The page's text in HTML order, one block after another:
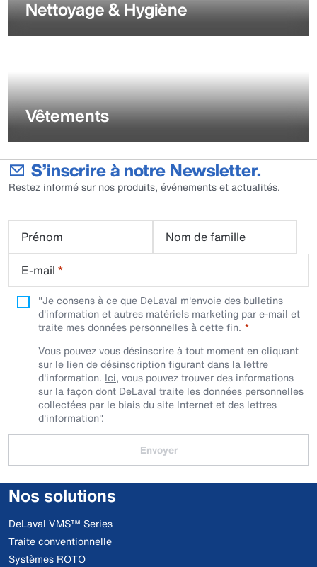
Nettoyage & Hygiène
Vêtements
S’inscrire à notre Newsletter.
Restez informé sur nos produits, événements et actualités.
Prénom
Nom de famille
E-mail *
"Je consens à ce que DeLaval m'envoie des bulletins
d'information et autres matériels marketing par e-mail et
traite mes données personnelles à cette fin.
Vous pouvez vous désinscrire à tout moment en cliquant
sur le lien de désinscription figurant dans la lettre
d'information. Ici, vous pouvez trouver des informations
sur la façon dont DeLaval traite les données personnelles
collectées par le biais du site Internet et des lettres
d'information".
Envoyer
Nos solutions
DeLaval VMS™ Series
Traite conventionnelle
Systèmes ROTO